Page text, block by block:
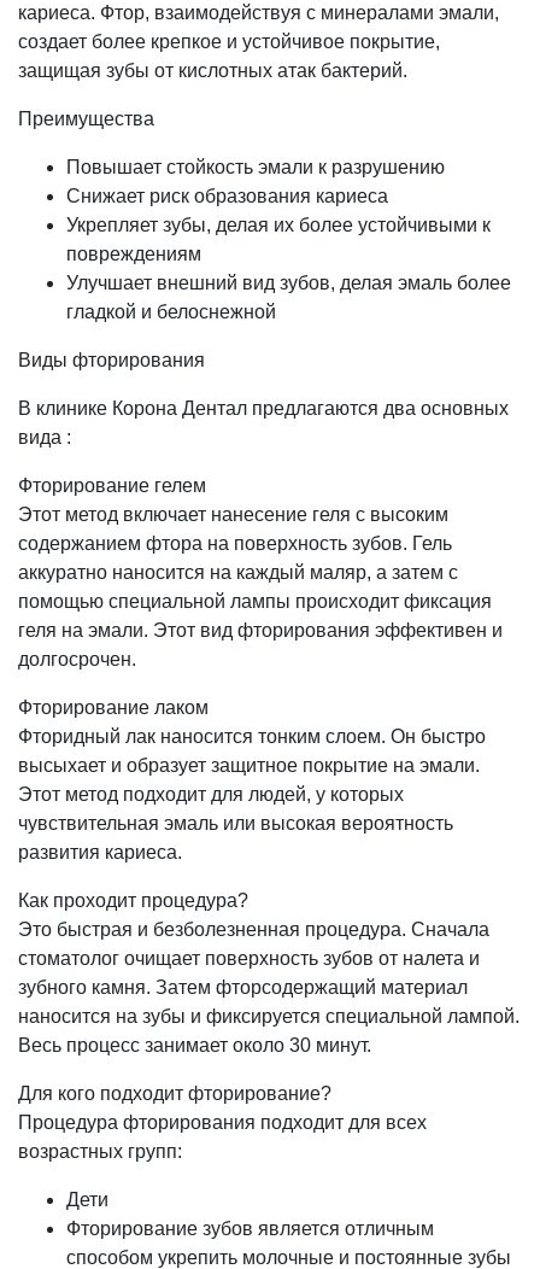
кариеса. Фтор, взаимодействуя с минералами эмали,
создает более крепкое и устойчивое покрытие,
защищая зубы от кислотных атак бактерий.
Преимущества
Повышает стойкость эмали к разрушению
Снижает риск образования кариеса
Укрепляет зубы, делая их более устойчивыми к
повреждениям
Улучшает внешний вид зубов, делая эмаль более
гладкой и белоснежной
Виды фторирования
В клинике Корона Дентал предлагаются два основных
вида :
Фторирование гелем
Этот метод включает нанесение геля с высоким
содержанием фтора на поверхность зубов. Гель
аккуратно наносится на каждый маляр, а затем с
помощью специальной лампы происходит фиксация
геля на эмали. Этот вид фторирования эффективен и
долгосрочен.
Фторирование лаком
Фторидный лак наносится тонким слоем. Он быстро
высыхает и образует защитное покрытие на эмали.
Этот метод подходит для людей, у которых
чувствительная эмаль или высокая вероятность
развития кариеса.
Как проходит процедура?
Это быстрая и безболезненная процедура. Сначала
стоматолог очищает поверхность зубов от налета и
зубного камня. Затем фторсодержащий материал
наносится на зубы и фиксируется специальной лампой.
Весь процесс занимает около 30 минут.
Для кого подходит фторирование?
Процедура фторирования подходит для всех
возрастных групп:
Дети
Фторирование зубов является отличным
способом укрепить молочные и постоянные зубы